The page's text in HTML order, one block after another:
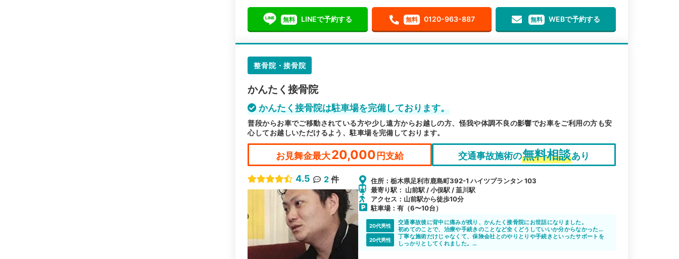
無料 LINEで予約する 無料 0120-963-887 無料 WEBで予約する
整骨院・接骨院
かんたく接骨院
かんたく接骨院は駐車場を完備しております。
普段からお車でご移動されている方や少し遠方からお越しの方、怪我や体調不良の影響でお車をご利用の方も安
心してお越しいただけるよう、駐車場を完備しております。
お見舞金最大20,000円支給 交通事故施術の無料相談あり
4.5 2 件
住所：栃木県足利市鹿島町392-1 ハイツプランタン 103
最寄り駅： 山前駅 / 小俣駅 / 韮川駅
アクセス：山前駅から徒歩10分
駐車場：有（6〜10台）
20代男性
交通事故後に背中に痛みが残り、かんたく接骨院にお世話になりました。
初めてのことで、治療や手続きのことなど全くどうしていいか分からなかったの
ですが、交通事故の対応にも詳しいようで色々アドバイスしてもらいました。助
かりました。
20代男性
丁寧な施術だけじゃなくて、保険会社とのやりとりや手続きといったサポートを
しっかりとしてくれました。